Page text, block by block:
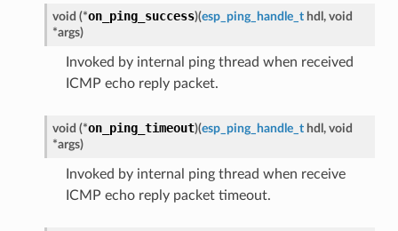
void (*on_ping_success)(esp_ping_handle_t hdl , void
*args)
Invoked by internal ping thread when received
ICMP echo reply packet.
void (*on_ping_timeout)(esp_ping_handle_t hdl , void
*args)
Invoked by internal ping thread when receive
ICMP echo reply packet timeout.